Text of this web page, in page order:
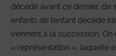
décédé avant ce dernier, de
enfants de l’enfant décédé
viennent à la succession.
« représentation », laquelle